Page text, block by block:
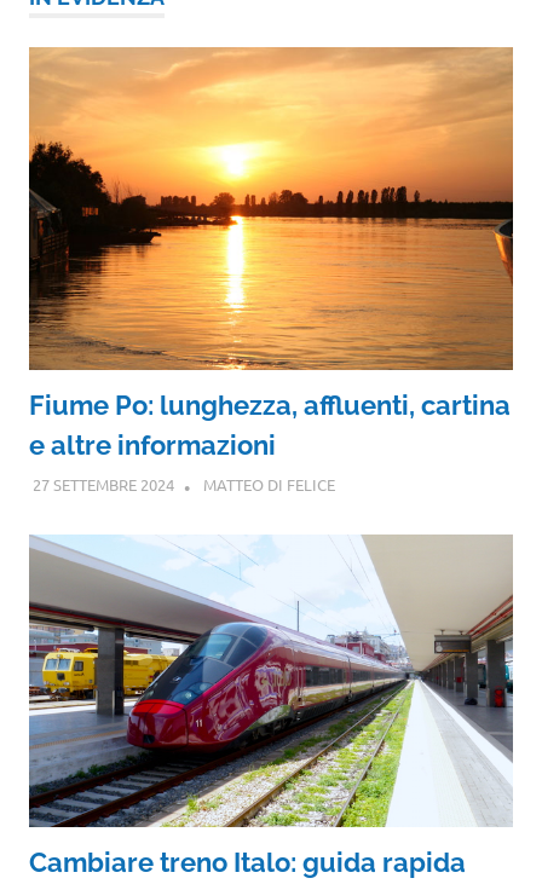
Fiume Po: lunghezza, affluenti, cartina
e altre informazioni
27 SETTEMBRE 2024 MATTEO DI FELICE
Cambiare treno Italo: guida rapida